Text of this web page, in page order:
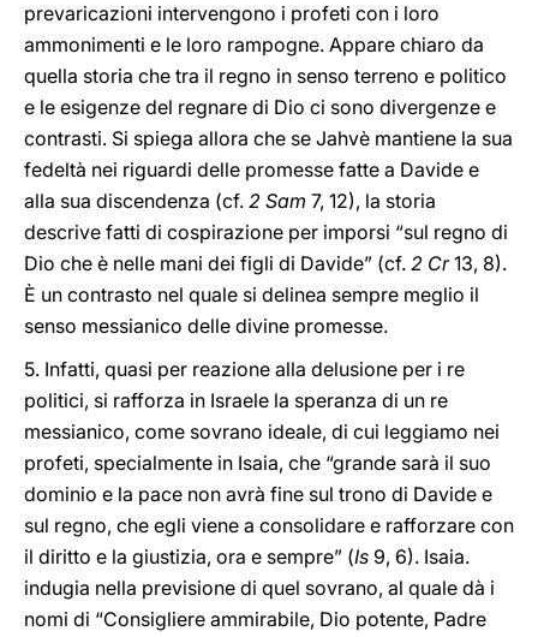
prevaricazioni intervengono i profeti con i loro
ammonimenti e le loro rampogne. Appare chiaro da
quella storia che tra il regno in senso terreno e politico
e le esigenze del regnare di Dio ci sono divergenze e
contrasti. Si spiega allora che se Jahvè mantiene la sua
fedeltà nei riguardi delle promesse fatte a Davide e
alla sua discendenza (cf. 2 Sam 7, 12), la storia
descrive fatti di cospirazione per imporsi “sul regno di
Dio che è nelle mani dei figli di Davide” (cf. 2 Cr13, 8).
È un contrasto nel quale si delinea sempre meglio il
senso messianico delle divine promesse.
5. Infatti, quasi per reazione alla delusione per i re
politici, si rafforza in Israele la speranza di un re
messianico, come sovrano ideale, di cui leggiamo nei
profeti, specialmente in Isaia, che “grande sarà il suo
dominio e la pace non avrà fine sul trono di Davide e
sul regno, che egli viene a consolidare e rafforzare con
il diritto e la giustizia, ora e sempre” (Is 9, 6). Isaia.
indugia nella previsione di quel sovrano, al quale dà i
nomi di “Consigliere ammirabile, Dio potente, Padre